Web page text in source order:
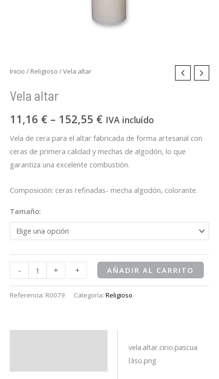
Inicio / Religioso / Vela altar
Vela altar
11,16 € – 152,55 € IVA incluído
Vela de cera para el altar fabricada de forma artesanal con
ceras de primera calidad y mechas de algodón, lo que
garantiza una excelente combustión.
Composición: ceras refinadas- mecha algodón, colorante.
Tamaño:
-- + + AÑADIR AL CARRITO
Referencia: R0079 Categoría: Religioso
vela.altar.cirio.pascua
l.liso.png